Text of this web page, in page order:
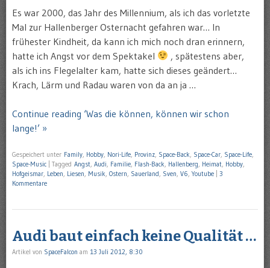
Es war 2000, das Jahr des Millennium, als ich das vorletzte
Mal zur Hallenberger Osternacht gefahren war… In
frühester Kindheit, da kann ich mich noch dran erinnern,
hatte ich Angst vor dem Spektakel
, spätestens aber,
als ich ins Flegelalter kam, hatte sich dieses geändert…
Krach, Lärm und Radau waren von da an ja …
Continue reading ‘Was die können, können wir schon
lange!’ »
Gespeichert unter Family Hobby Nori-Life Provinz Space-Back Space-Car Space-Life
Space-Music
Tagged Angst Audi Familie Flash-Back Hallenberg Heimat Hobby
Hofgeismar Leben Liesen Musik Ostern Sauerland Sven V6 ,Youtube
3
Kommentare
Audi baut einfach keine Qualität …
Artikel von SpaceFalcon am 13 Juli 2012, 8:30